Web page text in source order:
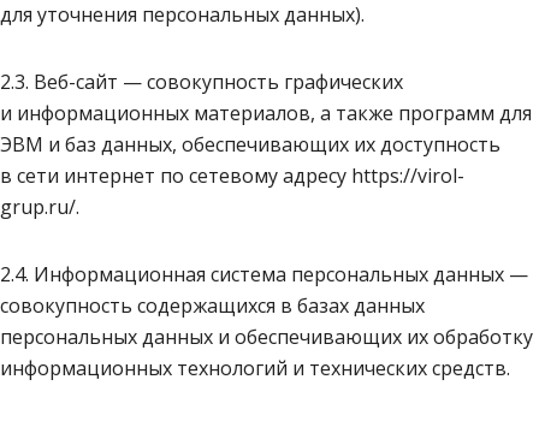
для уточнения персональных данных).
2.3. Веб-сайт — совокупность графических
и информационных материалов, а также программ для
ЭВМ и баз данных, обеспечивающих их доступность
в сети интернет по сетевому адресу https://virol-
grup.ru/.
2.4. Информационная система персональных данных —
совокупность содержащихся в базах данных
персональных данных и обеспечивающих их обработку
информационных технологий и технических средств.